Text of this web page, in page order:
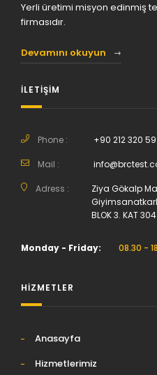
Yerli üretimi misyon edinmiş
firmasıdır.
Devamını okuyun
İLETİŞİM
Phone : +90 212 320
Mail :
Adress :
Ziya Gökalp
BLOK 3. KAT
Monday - Friday: 08.30 -
HİZMETLER
Anasayfa
Hizmetlerimiz